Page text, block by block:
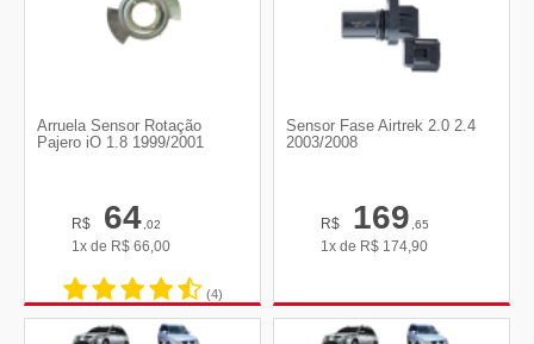
Arruela Sensor Rotação
Pajero iO 1.8 1999/2001
R$ 64,02
1x de R$ 66,00
(4)
Sensor Fase Airtrek 2.0 2.4
2003/2008
R$ 169,65
1x de R$ 174,90